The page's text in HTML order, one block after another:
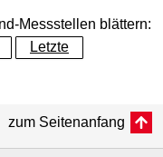
Grafik
Messstellen blättern:
Letzte
zum Seitenanfang